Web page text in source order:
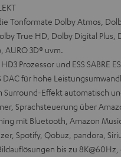
Tonformate Dolby Atmos,
True HD, Dolby Digital Plus,
AURO 3D® uvm.
Prozessor und ESS SABRE
DAC für hohe
Surround-Effekt automatisch
Sprachsteuerung über
mit Bluetooth, Amazon
Spotify, Qobuz, pandora,
bis zu 8K@60Hz,